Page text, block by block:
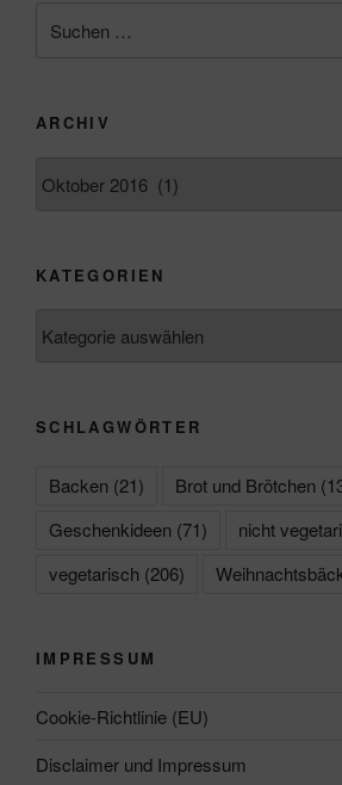
nach:
ARCHIV
KATEGORIEN
SCHLAGWÖRTER
Backen (21) Brot und Brötchen
Geschenkideen (71) nicht
vegetarisch (206)
IMPRESSUM
Cookie-Richtlinie (EU)
Disclaimer und Impressum